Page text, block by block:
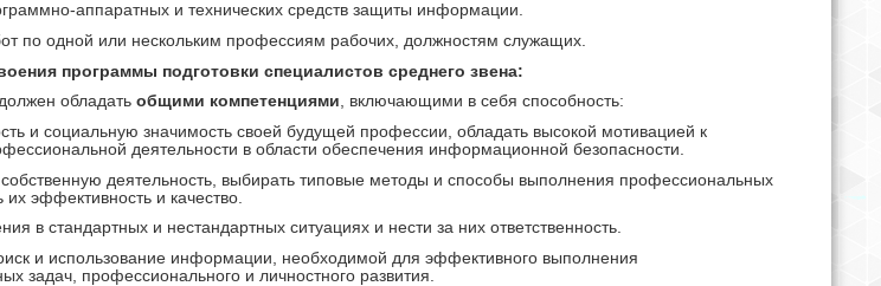
аппаратных и технических средств защиты информации.
по одной или нескольким профессиям рабочих, должностям служащих.
программы подготовки специалистов среднего звена:
обладать общими компетенциями, включающими в себя способность:
и социальную значимость своей будущей профессии, обладать высокой мотивацией к
деятельности в области обеспечения информационной безопасности.
деятельность, выбирать типовые методы и способы выполнения профессиональных
их эффективность и качество.
в стандартных и нестандартных ситуациях и нести за них ответственность.
и использование информации, необходимой для эффективного выполнения
задач, профессионального и личностного развития.